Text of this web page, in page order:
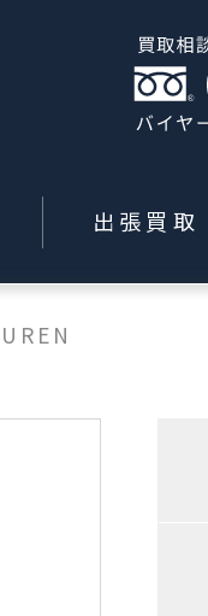
出張買取